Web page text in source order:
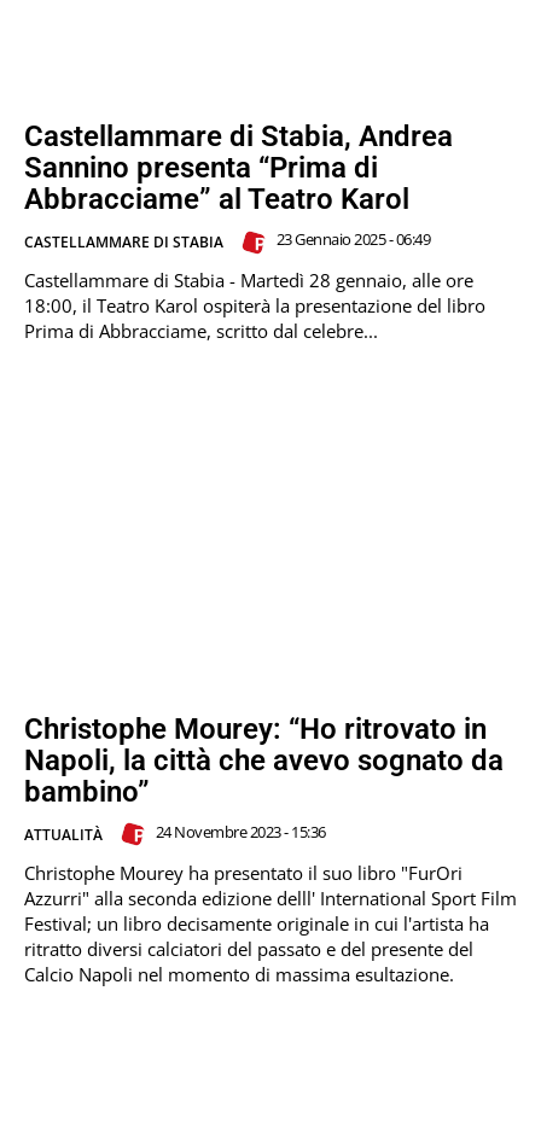
Castellammare di Stabia, Andrea
Sannino presenta “Prima di
Abbracciame” al Teatro Karol
CASTELLAMMARE DI STABIA 23 Gennaio 2025 - 06:49
Castellammare di Stabia - Martedì 28 gennaio, alle ore
18:00, il Teatro Karol ospiterà la presentazione del libro
Prima di Abbracciame, scritto dal celebre...
Christophe Mourey: “Ho ritrovato in
Napoli, la città che avevo sognato da
bambino”
ATTUALITÀ 24 Novembre 2023 - 15:36
Christophe Mourey ha presentato il suo libro "FurOri
Azzurri" alla seconda edizione delll' International Sport Film
Festival; un libro decisamente originale in cui l'artista ha
ritratto diversi calciatori del passato e del presente del
Calcio Napoli nel momento di massima esultazione.